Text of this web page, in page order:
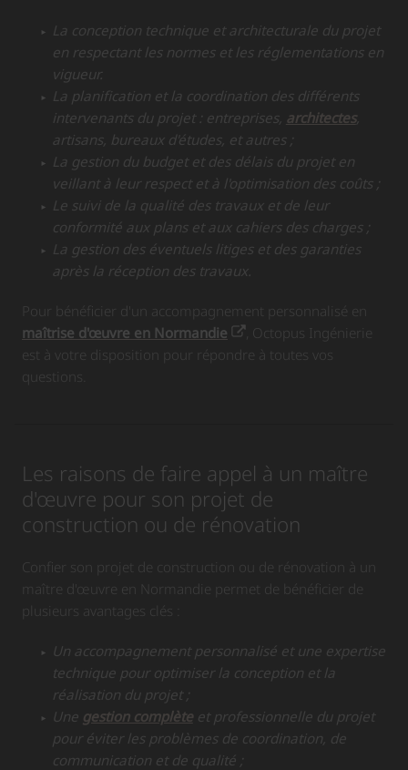
La conception technique et architecturale du projet
en respectant les normes et les réglementations en
vigueur.
La planification et la coordination des différents
intervenants du projet : entreprises, architectes,
artisans, bureaux d'études, et autres ;
La gestion du budget et des délais du projet en
veillant à leur respect et à l'optimisation des coûts ;
Le suivi de la qualité des travaux et de leur
conformité aux plans et aux cahiers des charges ;
La gestion des éventuels litiges et des garanties
après la réception des travaux.
Pour bénéficier d'un accompagnement personnalisé en
maîtrise d'œuvre en Normandie
, Octopus Ingénierie
est à votre disposition pour répondre à toutes vos
questions.
Les raisons de faire appel à un maître
d'œuvre pour son projet de
construction ou de rénovation
Confier son projet de construction ou de rénovation à un
maître d'œuvre en Normandie permet de bénéficier de
plusieurs avantages clés :
Un accompagnement personnalisé et une expertise
technique pour optimiser la conception et la
réalisation du projet ;
Une gestion complèteet professionnelle du projet
pour éviter les problèmes de coordination, de
communication et de qualité ;